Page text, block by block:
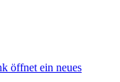
öffnet ein neues